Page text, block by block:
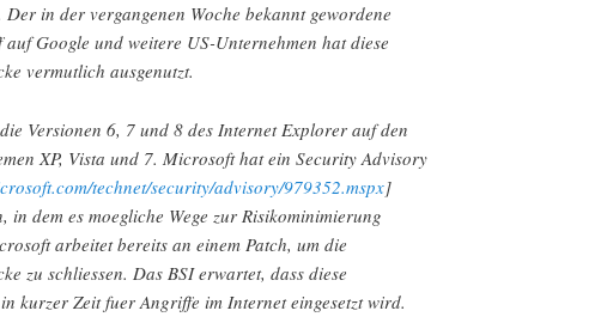
in der vergangenen Woche bekannt gewordene
Google und weitere US-Unternehmen hat diese
vermutlich ausgenutzt.
Versionen 6, 7 und 8 des Internet Explorer auf den
XP, Vista und 7. Microsoft hat ein Security Advisory
technet/security/advisory/979352.mspx]
in dem es moegliche Wege zur Risikominimierung
arbeitet bereits an einem Patch, um die
zu schliessen. Das BSI erwartet, dass diese
kurzer Zeit fuer Angriffe im Internet eingesetzt wird.